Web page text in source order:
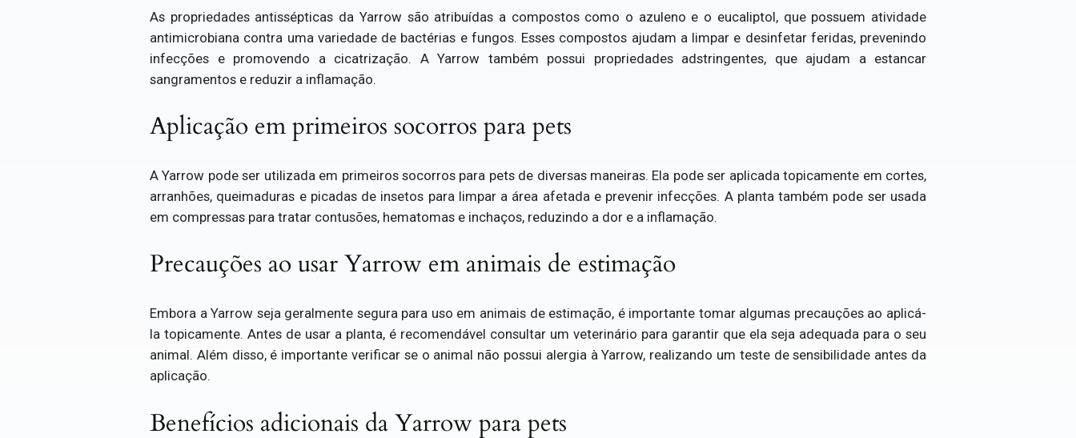
As propriedades antissépticas da Yarrow são atribuídas a compostos como o azuleno e o eucaliptol, que possuem atividade
antimicrobiana contra uma variedade de bactérias e fungos. Esses compostos ajudam a limpar e desinfetar feridas, prevenindo
infecções e promovendo a cicatrização. A Yarrow também possui propriedades adstringentes, que ajudam a estancar
sangramentos e reduzir a inflamação.
Aplicação em primeiros socorros para pets
A Yarrow pode ser utilizada em primeiros socorros para pets de diversas maneiras. Ela pode ser aplicada topicamente em cortes,
arranhões, queimaduras e picadas de insetos para limpar a área afetada e prevenir infecções. A planta também pode ser usada
em compressas para tratar contusões, hematomas e inchaços, reduzindo a dor e a inflamação.
Precauções ao usar Yarrow em animais de estimação
Embora a Yarrow seja geralmente segura para uso em animais de estimação, é importante tomar algumas precauções ao aplicá-
la topicamente. Antes de usar a planta, é recomendável consultar um veterinário para garantir que ela seja adequada para o seu
animal. Além disso, é importante verificar se o animal não possui alergia à Yarrow, realizando um teste de sensibilidade antes da
aplicação.
Benefícios adicionais da Yarrow para pets